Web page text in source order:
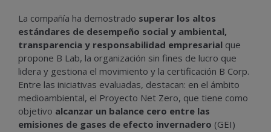
La compañía ha demostrado superar los altos
estándares de desempeño social y ambiental,
transparencia y responsabilidad empresarial que
propone B Lab, la organización sin fines de lucro que
lidera y gestiona el movimiento y la certificación B Corp.
Entre las iniciativas evaluadas, destacan: en el ámbito
medioambiental, el Proyecto Net Zero, que tiene como
objetivo alcanzar un balance cero entre las
emisiones de gases de efecto invernadero (GEI)